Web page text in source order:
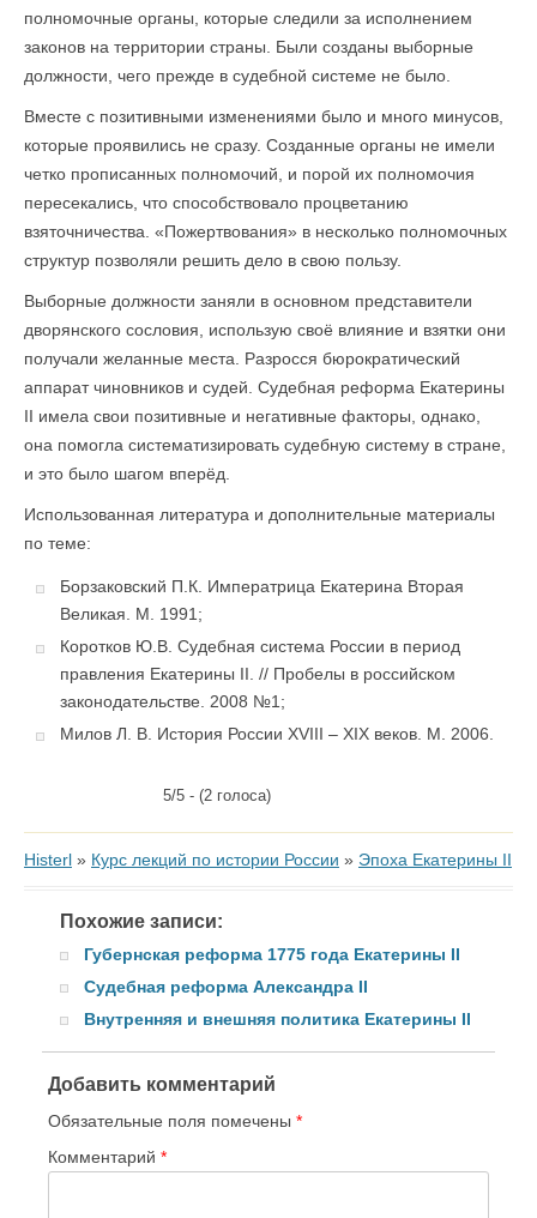
полномочные органы, которые следили за исполнением
законов на территории страны. Были созданы выборные
должности, чего прежде в судебной системе не было.
Вместе с позитивными изменениями было и много минусов,
которые проявились не сразу. Созданные органы не имели
четко прописанных полномочий, и порой их полномочия
пересекались, что способствовало процветанию
взяточничества. «Пожертвования» в несколько полномочных
структур позволяли решить дело в свою пользу.
Выборные должности заняли в основном представители
дворянского сословия, использую своё влияние и взятки они
получали желанные места. Разросся бюрократический
аппарат чиновников и судей. Судебная реформа Екатерины
II имела свои позитивные и негативные факторы, однако,
она помогла систематизировать судебную систему в стране,
и это было шагом вперёд.
Использованная литература и дополнительные материалы
по теме:
Борзаковский П.К. Императрица Екатерина Вторая
Великая. М. 1991;
Коротков Ю.В. Судебная система России в период
правления Екатерины II. // Пробелы в российском
законодательстве. 2008 №1;
Милов Л. В. История России XVIII – XIX веков. М. 2006.
5/5 - (2 голоса)
Histerl » Курс лекций по истории России » Эпоха Екатерины II
Похожие записи:
Губернская реформа 1775 года Екатерины II
Судебная реформа Александра II
Внутренняя и внешняя политика Екатерины II
Добавить комментарий
Обязательные поля помечены *
Комментарий *